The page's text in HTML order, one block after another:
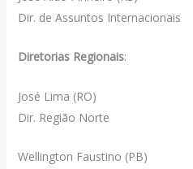
Dir. de Assuntos Internacionais
Diretorias Regionais:
José Lima (RO)
Dir. Região Norte
Wellington Faustino (PB)